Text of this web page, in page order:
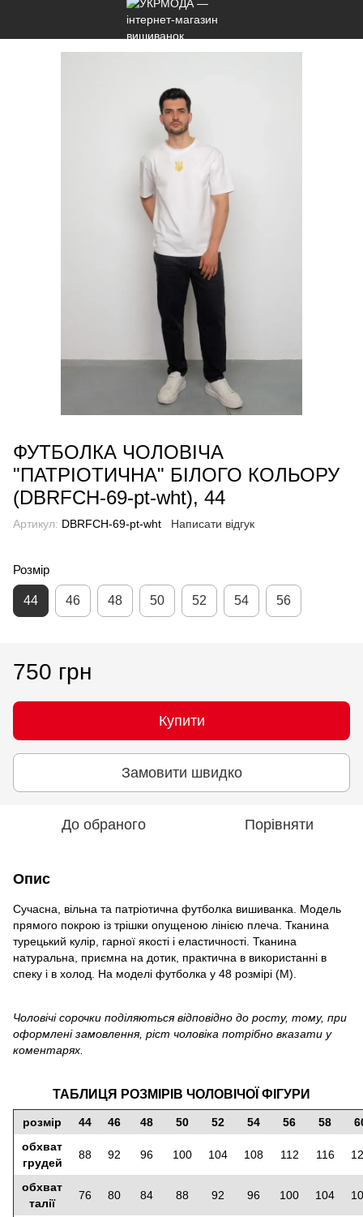
ФУТБОЛКА ЧОЛОВІЧА
"ПАТРІОТИЧНА" БІЛОГО КОЛЬОРУ
(DBRFCH-69-pt-wht), 44
Артикул: DBRFCH-69-pt-wht Написати відгук
Розмір
44 46 48 50 52 54 56
750 грн
Купити
Замовити швидко
До обраного Порівняти
Опис
Сучасна, вільна та патріотична футболка вишиванка. Модель
прямого покрою із трішки опущеною лінією плеча. Тканина
турецький кулір, гарної якості і еластичності. Тканина
натуральна, приємна на дотик, практична в використанні в
спеку і в холод. На моделі футболка у 48 розмірі (М).
Чоловічі сорочки поділяються відповідно до росту, тому, при
оформлені замовлення, ріст чоловіка потрібно вказати у
коментарях.
ТАБЛИЦЯ РОЗМІРІВ ЧОЛОВІЧОЇ ФІГУРИ
розмір 44 46 48 50 52 54 56 58
обхват
грудей
88 92 96 100 104 108 112 116
обхват
талії
76 80 84 88 92 96 100 104